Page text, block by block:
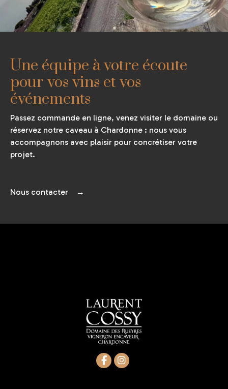
Une équipe à votre écoute
pour vos vins et vos
événements
Passez commande en ligne, venez visiter le domaine ou
réservez notre caveau à Chardonne : nous vous
accompagnons avec plaisir pour concrétiser votre
projet.
Nous contacter →